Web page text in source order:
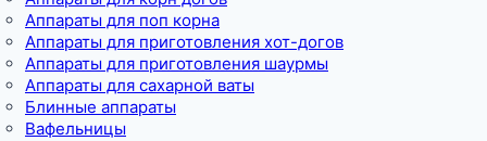
Аппараты для поп корна
Аппараты для приготовления хот-догов
Аппараты для приготовления шаурмы
Аппараты для сахарной ваты
Блинные аппараты
Вафельницы